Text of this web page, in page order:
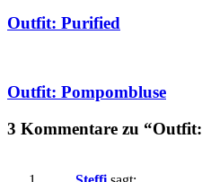
Outfit: Purified
Outfit: Pompombluse
3 Kommentare zu